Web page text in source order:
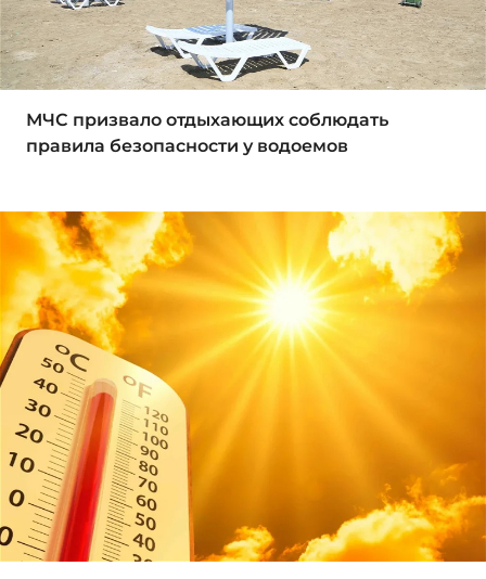
МЧС призвало отдыхающих соблюдать
правила безопасности у водоемов